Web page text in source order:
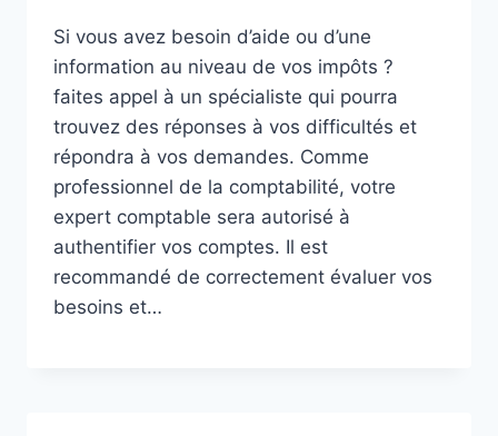
Si vous avez besoin d’aide ou d’une
information au niveau de vos impôts ?
faites appel à un spécialiste qui pourra
trouvez des réponses à vos difficultés et
répondra à vos demandes. Comme
professionnel de la comptabilité, votre
expert comptable sera autorisé à
authentifier vos comptes. Il est
recommandé de correctement évaluer vos
besoins et…